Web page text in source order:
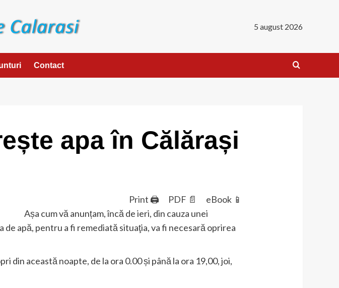
5 august 2026
Contact
apa în Călărași
Print 🖨 PDF 📄
eBook 📱
Așa cum vă anunțam, încă de ieri, din cauza unei
apă, pentru a fi remediată situaţia, va fi necesară oprirea
din această noapte, de la ora 0.00 și până la ora 19,00, joi,